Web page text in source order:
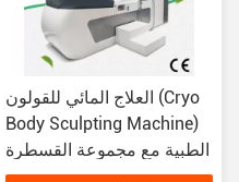
العلاج المائي للقولون (Cryo
Body Sculpting Machine)
الطبية مع مجموعة القسطرة